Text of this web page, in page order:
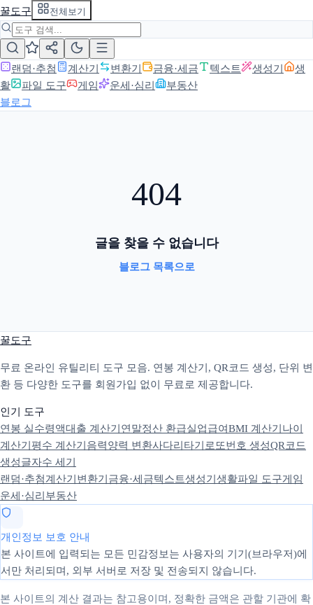
꿀도구 전체보기
랜덤·추첨 계산기 변환기 금융·세금 텍스트 생성기
생
활
파일 도구 게임 운세·심리
부동산
블로그
404
글을 찾을 수 없습니다
블로그 목록으로
꿀도구
무료 온라인 유틸리티 도구 모음. 연봉 계산기, QR코드 생성, 단위 변
환 등 다양한 도구를 회원가입 없이 무료로 제공합니다.
인기 도구
연봉 실수령액대출 계산기 연말정산 환급실업급여BMI 계산기 나이
계산기 평수 계산기 음력양력 변환사다리타기 로또번호 생성QR코드
생성글자수 세기
랜덤·추첨계산기 변환기 금융·세금텍스트생성기 생활파일 도구게임
운세·심리 부동산
개인정보 보호 안내
본 사이트에 입력되는 모든 민감정보는 사용자의 기기(브라우저)에
서만 처리되며, 외부 서버로 저장 및 전송되지 않습니다.
본 사이트의 계산 결과는 참고용이며, 정확한 금액은 관할 기관에 확